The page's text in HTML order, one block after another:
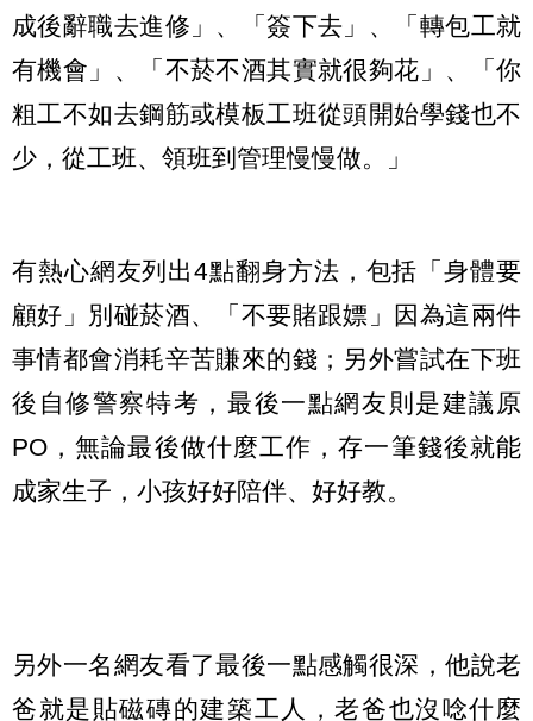
成後辭職去進修」、「簽下去」、「轉包工就
有機會」、「不菸不酒其實就很夠花」、「你
粗工不如去鋼筋或模板工班從頭開始學錢也不
少，從工班、領班到管理慢慢做。」
有熱心網友列出4點翻身方法，包括「身體要
顧好」別碰菸酒、「不要賭跟嫖」因為這兩件
事情都會消耗辛苦賺來的錢；另外嘗試在下班
後自修警察特考，最後一點網友則是建議原
PO，無論最後做什麼工作，存一筆錢後就能
成家生子，小孩好好陪伴、好好教。
另外一名網友看了最後一點感觸很深，他說老
爸就是貼磁磚的建築工人，老爸也沒唸什麼